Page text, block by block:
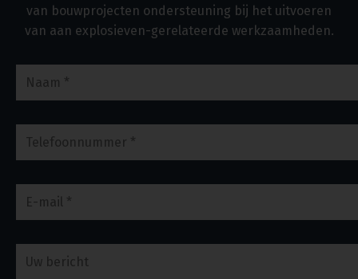
van bouwprojecten ondersteuning bij het uitvoeren
van aan explosieven-gerelateerde werkzaamheden.